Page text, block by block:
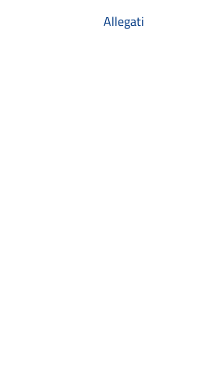
Allegati